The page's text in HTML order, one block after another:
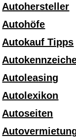
Autohersteller
Autohöfe
Autokauf Tipps
Autoleasing
Autolexikon
Autoseiten